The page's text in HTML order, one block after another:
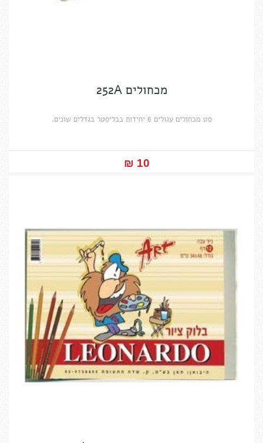
מכחולים 252A
סט מכחולים עגולים 6 יחידות בבליסטר בגדלים שונים.
10 ₪‎